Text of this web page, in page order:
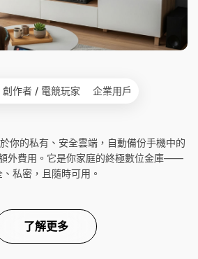
創作者 / 電競玩家 企業用戶
你的私有、安全雲端，自動備份手機中的
外費用。它是你家庭的終極數位金庫——
、私密，且隨時可用。
了解更多